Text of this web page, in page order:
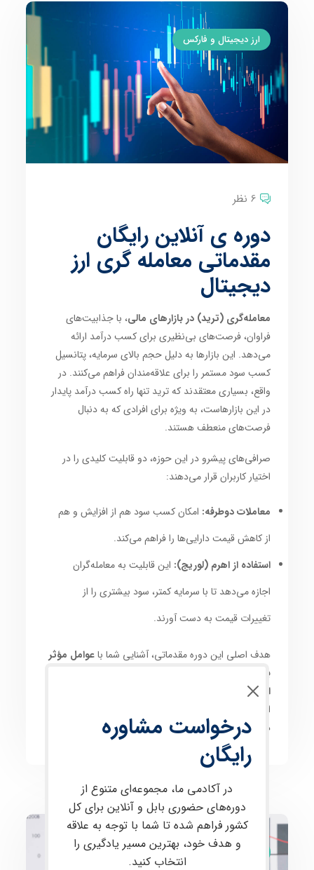
ارز دیجیتال و فارکس
6 نظر
دوره ی آنلاین رایگان
مقدماتی معامله گری ارز
دیجیتال
معامله‌گری (ترید) در بازارهای مالی، با جذابیت‌های
فراوان، فرصت‌های بی‌نظیری برای کسب درآمد ارائه
می‌دهد. این بازارها به دلیل حجم بالای سرمایه، پتانسیل
کسب سود مستمر را برای علاقه‌مندان فراهم می‌کنند. در
واقع، بسیاری معتقدند که ترید تنها راه کسب درآمد پایدار
در این بازارهاست، به ویژه برای افرادی که به دنبال
فرصت‌های منعطف هستند.
صرافی‌های پیشرو در این حوزه، دو قابلیت کلیدی را در
اختیار کاربران قرار می‌دهند:
معاملات دوطرفه: امکان کسب سود هم از افزایش و هم
از کاهش قیمت دارایی‌ها را فراهم می‌کند.
استفاده از اهرم (لوریج): این قابلیت به معامله‌گران
اجازه می‌دهد تا با سرمایه کمتر، سود بیشتری را از
تغییرات قیمت به دست آورند.
هدف اصلی این دوره مقدماتی، آشنایی شما باعوامل مؤثر
بر حرکت قیمت در بازارهای مالی
این نوسانات
اولیه را برای ورود به دنیای
داشت.
ارز دیجیتال و فارکس
درخواست مشاوره
رایگان
در آکادمی ما، مجموعه‌ای متنوع از
دوره‌های حضوری بابل و آنلاین برای کل
کشور فراهم شده تا شما با توجه به علاقه
و هدف خود، بهترین مسیر یادگیری را
انتخاب کنید.